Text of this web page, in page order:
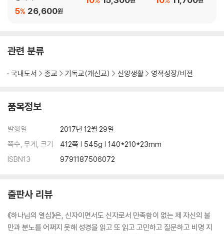
26,600원
5%
관련 분류
국내도서 종교 기독교(개신교) 신앙생활 영적성장/비전
품목정보
발행일
2017년 12월 29일
쪽수, 무게, 크기
412쪽 | 545g | 140*210*23mm
ISBN13
9791187506072
출판사 리뷰
《하나님의 열심》은, 신자이면서도 신자로서 만족함이 없는 제 자신의 불
만과 분노를 어쩌지 못해 성경을 읽고 또 읽고 고민하고 질문하고 비명 지